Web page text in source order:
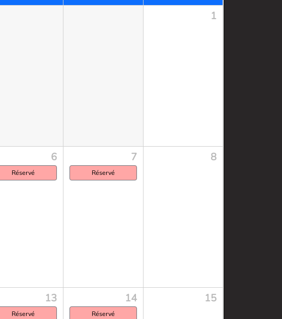
1
6
Réservé
7
Réservé
8
13
Réservé
14
Réservé
15